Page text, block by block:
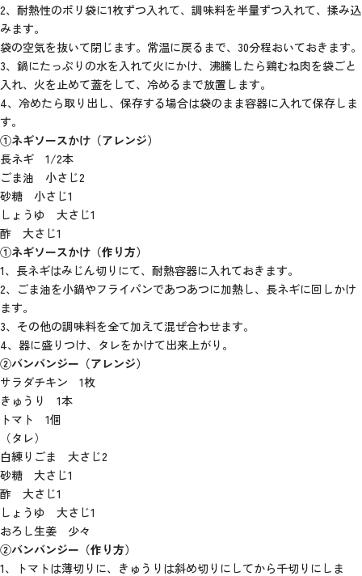
2、耐熱性のポリ袋に1枚ずつ入れて、調味料を半量ずつ入れて、揉み込
みます。
袋の空気を抜いて閉じます。常温に戻るまで、30分程おいておきます。
3、鍋にたっぷりの水を入れて火にかけ、沸騰したら鶏むね肉を袋ごと
入れ、火を止めて蓋をして、冷めるまで放置します。
4、冷めたら取り出し、保存する場合は袋のまま容器に入れて保存しま
す。
①ネギソースかけ（アレンジ）
長ネギ 1/2本
ごま油 小さじ2
砂糖 小さじ1
しょうゆ 大さじ1
酢 大さじ1
①ネギソースかけ（作り方）
1、長ネギはみじん切りにて、耐熱容器に入れておきます。
2、ごま油を小鍋やフライパンであつあつに加熱し、長ネギに回しかけ
ます。
3、その他の調味料を全て加えて混ぜ合わせます。
4、器に盛りつけ、タレをかけて出来上がり。
②バンバンジー（アレンジ）
サラダチキン 1枚
きゅうり 1本
トマト 1個
（タレ）
白練りごま 大さじ2
砂糖 大さじ1
酢 大さじ1
しょうゆ 大さじ1
おろし生姜 少々
②バンバンジー（作り方）
1、トマトは薄切りに、きゅうりは斜め切りにしてから千切りにしま